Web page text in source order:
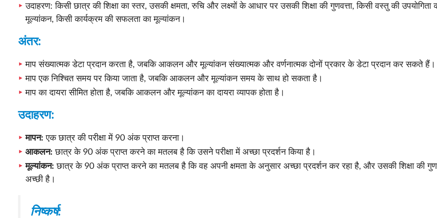
उदाहरण: किसी छात्र की शिक्षा का स्तर, उसकी क्षमता, रुचि और लक्ष्यों के आधार पर उसकी शिक्षा की गुणवत्ता, किसी वस्तु की उपयोगिता
मूल्यांकन, किसी कार्यक्रम की सफलता का मूल्यांकन।
अंतर:
माप संख्यात्मक डेटा प्रदान करता है, जबकि आकलन और मूल्यांकन संख्यात्मक और वर्णनात्मक दोनों प्रकार के डेटा प्रदान कर सकते हैं।
माप एक निश्चित समय पर किया जाता है, जबकि आकलन और मूल्यांकन समय के साथ हो सकता है।
माप का दायरा सीमित होता है, जबकि आकलन और मूल्यांकन का दायरा व्यापक होता है।
उदाहरण:
मापन: एक छात्र की परीक्षा में 90 अंक प्राप्त करना।
आकलन: छात्र के 90 अंक प्राप्त करने का मतलब है कि उसने परीक्षा में अच्छा प्रदर्शन किया है।
मूल्यांकन: छात्र के 90 अंक प्राप्त करने का मतलब है कि वह अपनी क्षमता के अनुसार अच्छा प्रदर्शन कर रहा है, और उसकी शिक्षा की
अच्छी है।
निष्कर्ष: